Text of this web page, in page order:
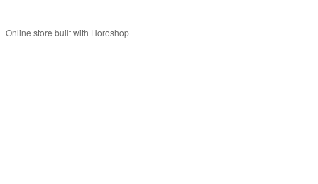
Online store built with Horoshop